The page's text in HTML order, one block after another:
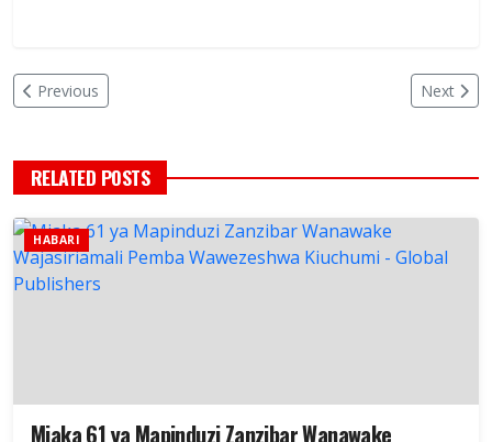
Previous Next
RELATED POSTS
HABARI
Miaka 61 ya Mapinduzi Zanzibar Wanawake